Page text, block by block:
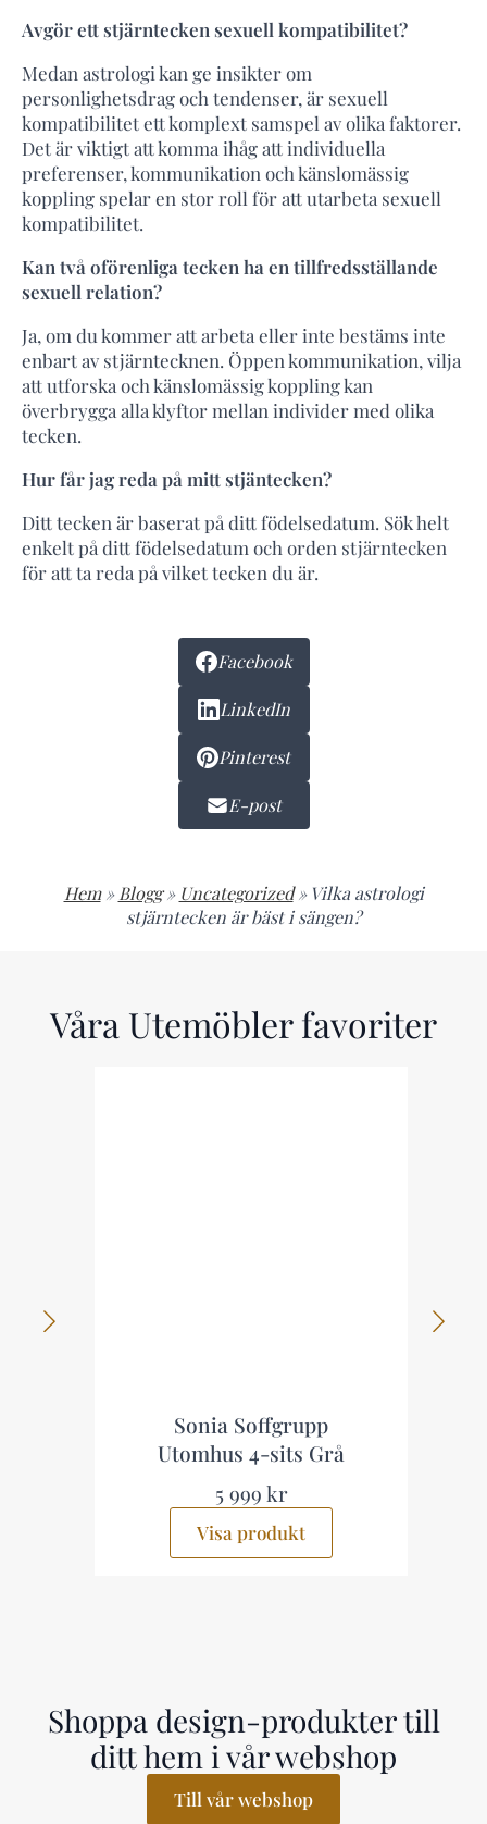
Avgör ett stjärntecken sexuell kompatibilitet?
Medan astrologi kan ge insikter om
personlighetsdrag och tendenser, är sexuell
kompatibilitet ett komplext samspel av olika faktorer.
Det är viktigt att komma ihåg att individuella
preferenser, kommunikation och känslomässig
koppling spelar en stor roll för att utarbeta sexuell
kompatibilitet.
Kan två oförenliga tecken ha en tillfredsställande
sexuell relation?
Ja, om du kommer att arbeta eller inte bestäms inte
enbart av stjärntecknen. Öppen kommunikation, vilja
att utforska och känslomässig koppling kan
överbrygga alla klyftor mellan individer med olika
tecken.
Hur får jag reda på mitt stjäntecken?
Ditt tecken är baserat på ditt födelsedatum. Sök helt
enkelt på ditt födelsedatum och orden stjärntecken
för att ta reda på vilket tecken du är.
Facebook
LinkedIn
Pinterest
E-post
Hem » Blogg » Uncategorized » Vilka astrologi
stjärntecken är bäst i sängen?
Våra Utemöbler favoriter
Sonia Soffgrupp
Utomhus 4-sits Grå
5 999 kr
Visa produkt
Shoppa design-produkter till
ditt hem i vår webshop
Till vår webshop